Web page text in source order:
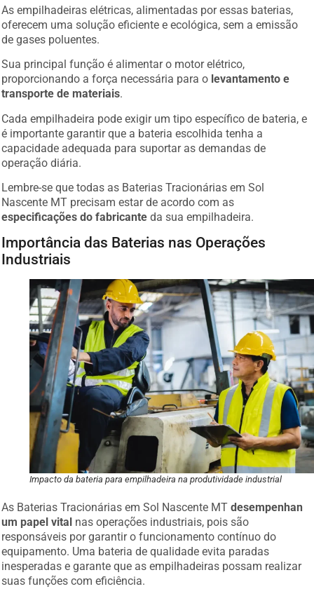
As empilhadeiras elétricas, alimentadas por essas baterias,
oferecem uma solução eficiente e ecológica, sem a emissão
de gases poluentes.
Sua principal função é alimentar o motor elétrico,
proporcionando a força necessária para o levantamento e
transporte de materiais
Cada empilhadeira pode exigir um tipo específico de bateria, e
é importante garantir que a bateria escolhida tenha a
capacidade adequada para suportar as demandas de
operação diária.
Lembre-se que todas as Baterias Tracionárias em Sol
Nascente MT precisam estar de acordo com as
especificações do fabricante da sua empilhadeira.
Importância das Baterias nas Operações
Industriais
Impacto da bateria para empilhadeira na produtividade industrial
As Baterias Tracionárias em Sol Nascente MTdesempenhan
um papel vital nas operações industriais, pois são
responsáveis por garantir o funcionamento contínuo do
equipamento. Uma bateria de qualidade evita paradas
inesperadas e garante que as empilhadeiras possam realizar
suas funções com eficiência.